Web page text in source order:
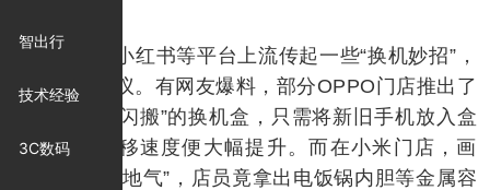
智出行
技术经验
3C数码
最近，小红书等平台上流传起一些“换机妙招”，
引发网友热议。有网友爆料，部分OPPO门店推出了
一款名为“O闪搬”的换机盒，只需将新旧手机放入盒
中，数据迁移速度便大幅提升。而在小米门店，画
风则更加“接地气”，店员竟拿出电饭锅内胆等金属容